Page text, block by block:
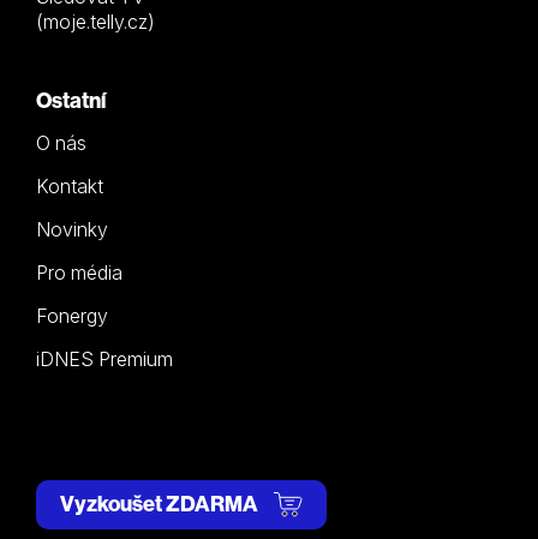
(moje.telly.cz)
Ostatní
O nás
Kontakt
Novinky
Pro média
Fonergy
iDNES Premium
Vyzkoušet ZDARMA